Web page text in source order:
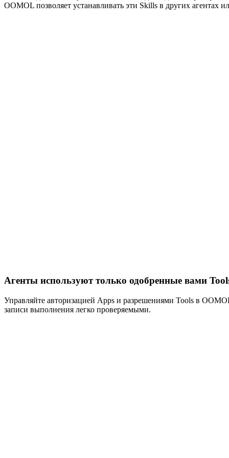
OOMOL позволяет устанавливать эти Skills в других агентах
Агенты используют только одобренные вами
Управляйте авторизацией Apps и разрешениями Tools в
записи выполнения легко проверяемыми.